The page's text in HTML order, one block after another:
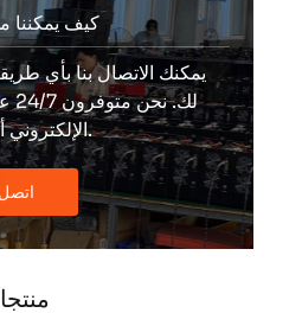
كيف يمكننا
يمكنك الاتصال بنا بأي
لك.
الإلكتروني أو الهاتف.
اتصل